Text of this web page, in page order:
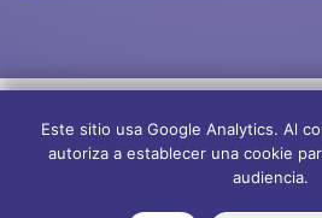
Este sitio usa Google Analytics. Al
autoriza a establecer una cookie
audiencia.